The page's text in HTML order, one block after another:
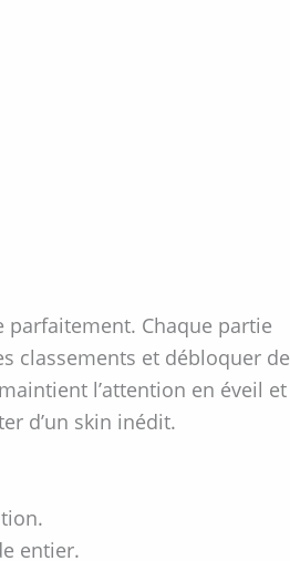
parfaitement. Chaque partie
classements et débloquer de
l’attention en éveil et
d’un skin inédit.
entier.